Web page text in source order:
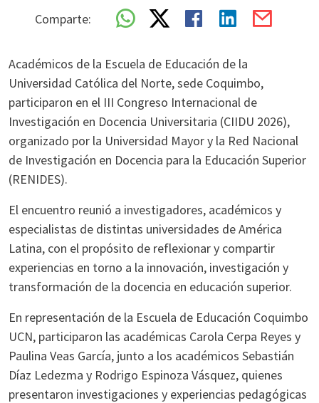
Comparte:
Académicos de la Escuela de Educación de la
Universidad Católica del Norte, sede Coquimbo,
participaron en el III Congreso Internacional de
Investigación en Docencia Universitaria (CIIDU 2026),
organizado por la Universidad Mayor y la Red Nacional
de Investigación en Docencia para la Educación Superior
(RENIDES).
El encuentro reunió a investigadores, académicos y
especialistas de distintas universidades de América
Latina, con el propósito de reflexionar y compartir
experiencias en torno a la innovación, investigación y
transformación de la docencia en educación superior.
En representación de la Escuela de Educación Coquimbo
UCN, participaron las académicas Carola Cerpa Reyes y
Paulina Veas García, junto a los académicos Sebastián
Díaz Ledezma y Rodrigo Espinoza Vásquez, quienes
presentaron investigaciones y experiencias pedagógicas